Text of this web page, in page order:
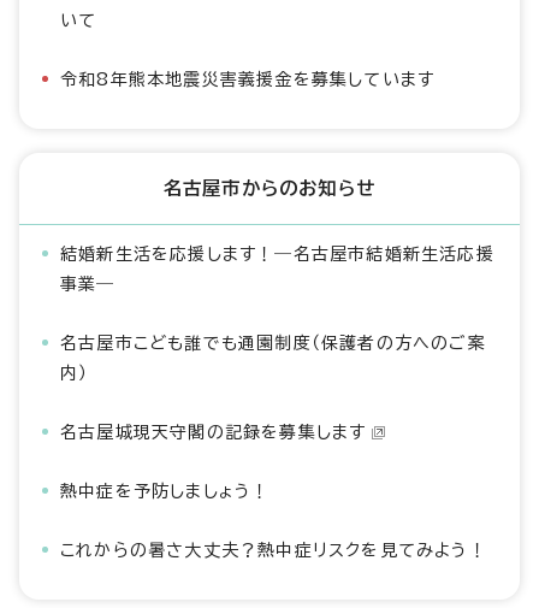
いて
令和8年熊本地震災害義援金を募集しています
名古屋市からのお知らせ
結婚新生活を応援します！―名古屋市結婚新生活応援
事業―
名古屋市こども誰でも通園制度（保護者の方へのご案
内）
名古屋城現天守閣の記録を募集します
熱中症を予防しましょう！
これからの暑さ大丈夫？熱中症リスクを見てみよう！